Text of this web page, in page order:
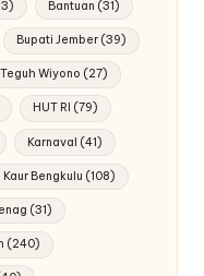
Bantuan (31)
Bupati Jember(39)
Wiyono (27)
HUT RI (79)
Karnaval (41)
Kaur Bengkulu (108)
(31)
(240)